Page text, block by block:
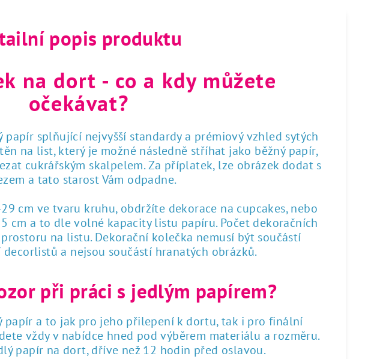
popis produktu
na dort - co a kdy můžete
očekávat?
papír splňující nejvyšší standardy a prémiový vzhled sytých
na list, který je možné následně stříhat jako běžný papír,
cukrářským skalpelem. Za příplatek, lze obrázek dodat s
a tato starost Vám odpadne.
cm ve tvaru kruhu, obdržíte dekorace na cupcakes, nebo
cm a to dle volné kapacity listu papíru. Počet dekoračních
na listu. Dekorační kolečka nemusí být součástí
a nejsou součástí hranatých obrázků.
při práci s jedlým papírem?
papír a to jak pro jeho přilepení k dortu, tak i pro finální
vždy v nabídce hned pod výběrem materiálu a rozměru.
papír na dort, dříve než 12 hodin před oslavou.